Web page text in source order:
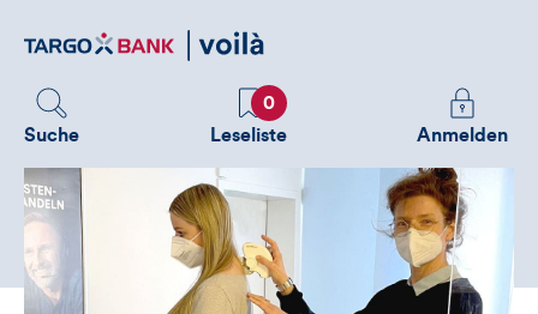
zum
Suche
Favoriten
0
Leseliste
Melden
Sie
an
um
zusätzliche
zu
Anmelden